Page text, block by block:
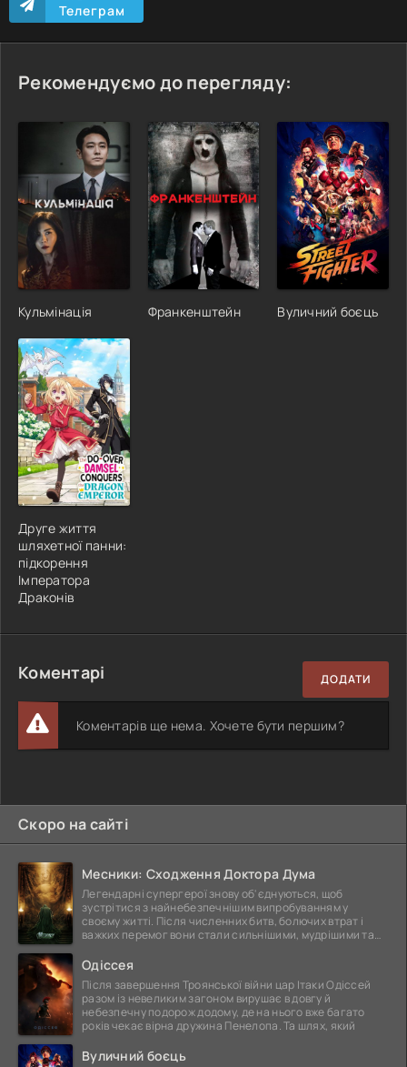
Телеграм
Рекомендуємо до перегляду:
Кульмінація Франкенштейн Вуличний боєць
Друге життя
шляхетної панни:
підкорення
Імператора
Драконів
Коментарі ДОДАТИ
Коментарів ще нема. Хочете бути першим?
Скоро на сайті
Месники: Сходження Доктора Дума
Легендарні супергерої знову об'єднуються, щоб
зустрітися з найнебезпечнішим випробуванням у
своєму житті. Після численних битв, болючих втрат і
важких перемог вони стали сильнішими, мудрішими та
Одіссея
Після завершення Троянської війни цар Ітаки Одіссей
разом із невеликим загоном вирушає в довгу й
небезпечну подорож додому, де на нього вже багато
років чекає вірна дружина Пенелопа. Та шлях, який
Вуличний боєць